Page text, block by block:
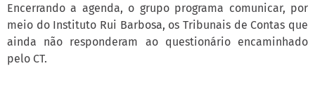
Encerrando a agenda, o grupo programa comunicar, por
meio do Instituto Rui Barbosa, os Tribunais de Contas que
ainda não responderam ao questionário encaminhado
pelo CT.